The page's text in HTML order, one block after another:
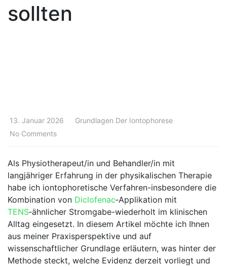
sollten
13. Januar 2026
Grundlagen Der Iontophorese
No Comments
Als Physiotherapeut/in und Behandler/in mit
langjähriger Erfahrung in der physikalischen Therapie
habe ich iontophoretische Verfahren-insbesondere die
Kombination von Diclofenac‑Applikation mit
TENS‑ähnlicher ‌Stromgabe-wiederholt im klinischen
Alltag eingesetzt. In diesem Artikel möchte ich Ihnen
aus meiner Praxisperspektive und auf
‍wissenschaftlicher Grundlage erläutern, was hinter der
Methode steckt, welche‍ Evidenz derzeit‌ vorliegt und